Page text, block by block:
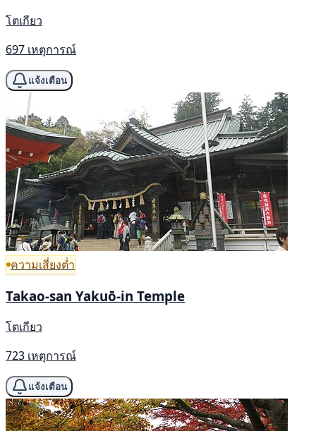
โตเกียว
697 เหตุการณ์
แจ้งเตือน
ความเสี่ยงต่ำ
Takao-san Yakuō-in Temple
โตเกียว
723 เหตุการณ์
แจ้งเตือน